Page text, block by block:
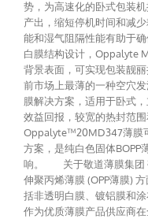
势，为高速化的卧式包装
产出，缩短停机时间和减
能和湿气阻隔性能有助于
白膜结构设计，Oppalyte
背景表面，可实现包装靓
前市场上最薄的一种空穴
膜解决方案，适用于卧式
效益回报，较宽的热封范围
Oppalyte™20MD347薄膜
方案，是纯白色固体BOPP
响。 关于敬道薄膜集团
伸聚丙烯薄膜 (OPP薄膜)
括非透明白膜、镀铝膜和
作为优质薄膜产品供应商